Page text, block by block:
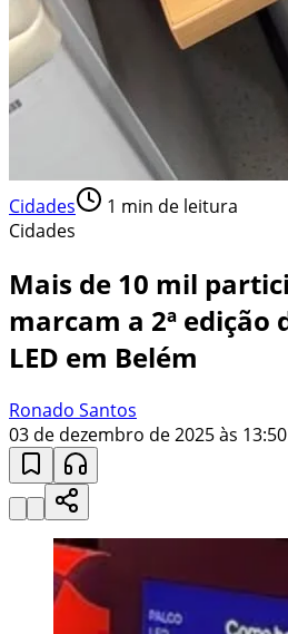
Cidades 1 min de leitura
Cidades
Mais de 10 mil
marcam a 2ª edição
LED em Belém
Ronado Santos
03 de dezembro de 2025 às 13:50